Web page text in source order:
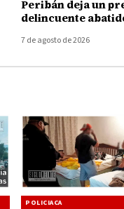
Peribán deja un
delincuente
7 de agosto de 2026
POLICIACA